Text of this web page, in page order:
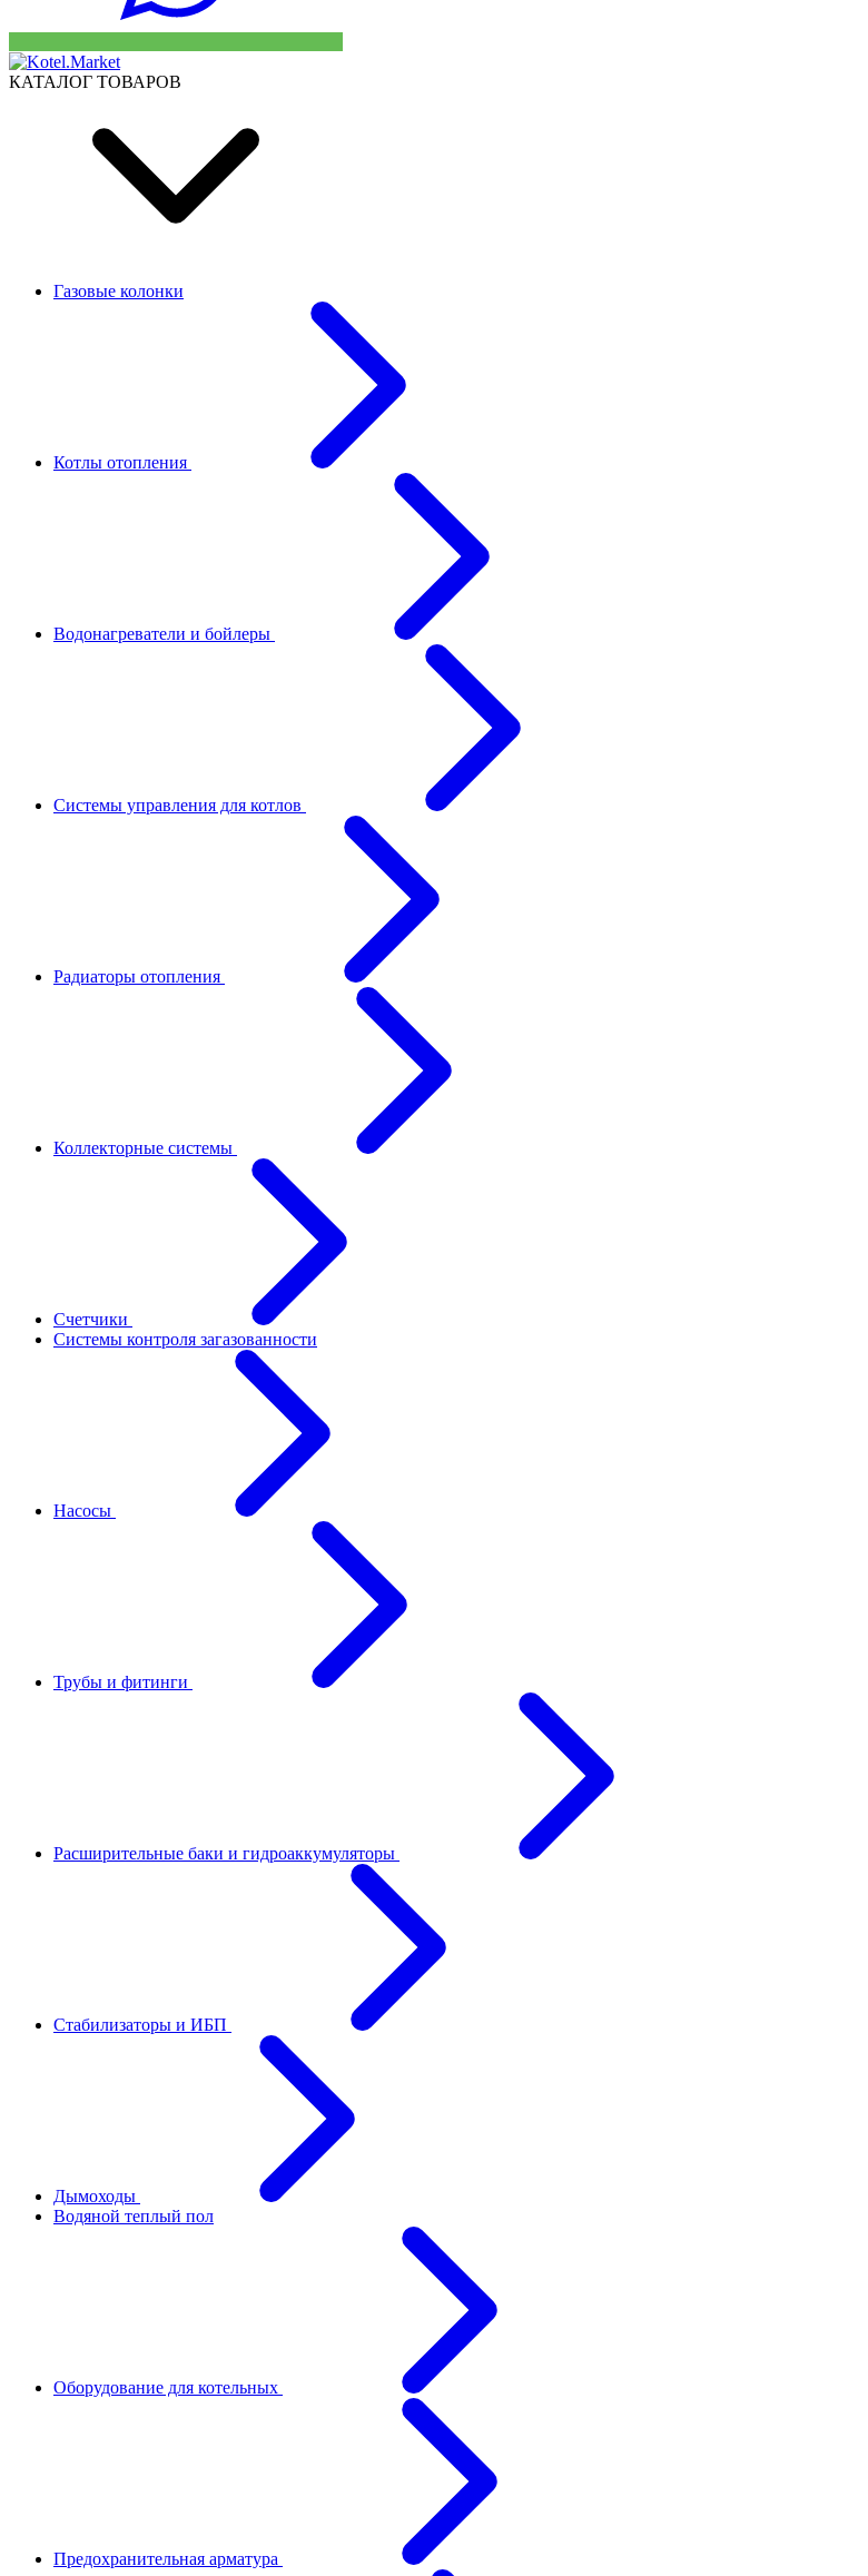
КАТАЛОГ ТОВАРОВ
Газовые колонки
Котлы отопления
Водонагреватели и бойлеры
Системы управления для котлов
Радиаторы отопления
Коллекторные системы
Счетчики
Системы контроля загазованности
Насосы
Трубы и фитинги
Расширительные баки и гидроаккумуляторы
Стабилизаторы и ИБП
Дымоходы
Водяной теплый пол
Оборудование для котельных
Предохранительная арматура